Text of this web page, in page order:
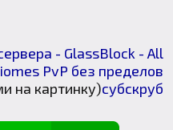
на картинку)субскруб